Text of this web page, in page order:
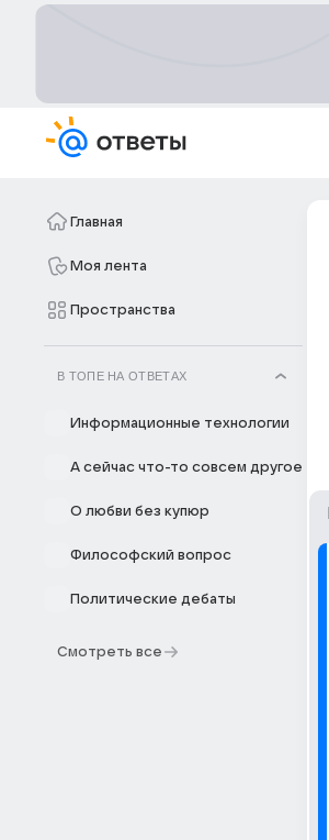
Главная
Моя лента
Пространства
В ТОПЕ НА ОТВЕТАХ
Информационные технологии
А сейчас что-то совсем другое
О любви без купюр
Философский вопрос
Политические дебаты
Смотреть все